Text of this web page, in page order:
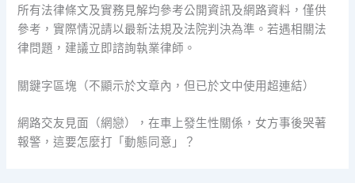
所有法律條文及實務見解均參考公開資訊及網路資料，僅供
參考，實際情況請以最新法規及法院判決為準。若遇相關法
律問題，建議立即諮詢執業律師。
關鍵字區塊（不顯示於文章內，但已於文中使用超連結）
網路交友見面（網戀），在車上發生性關係，女方事後哭著
報警，這要怎麼打「動態同意」？